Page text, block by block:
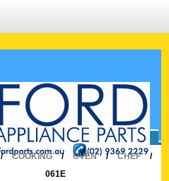
☎0293692229 0491024287
/ COOKING / OVEN / CHEF
/
061E